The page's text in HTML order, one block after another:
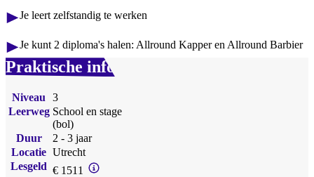
Je leert zelfstandig te werken
Je kunt 2 diploma's halen: Allround Kapper en Allround Barbier
Praktische info
Niveau
3
Leerweg School en stage
(bol)
Duur
2 - 3 jaar
Locatie Utrecht
Lesgeld € 1511